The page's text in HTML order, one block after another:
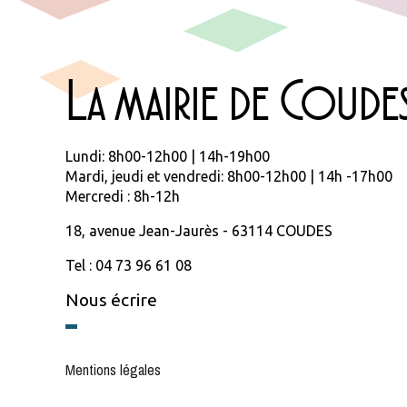
La mairie de
Lundi: 8h00-12h00 | 14h-19h00
Mardi, jeudi et vendredi: 8h00-12h00 | 14h -17h00
Mercredi : 8h-12h
18, avenue Jean-Jaurès - 63114 COUDES
Tel : 04 73 96 61 08
Nous écrire
Mentions légales